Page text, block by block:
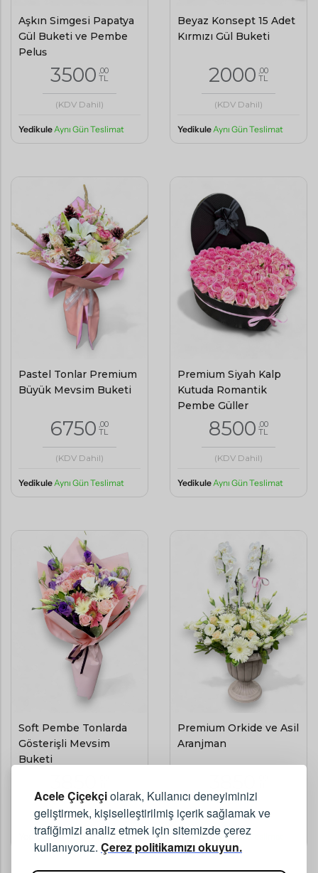
Acele Çiçekçiolarak, Kullanıcı deneyiminizi
geliştirmek, kişiselleştirilmiş içerik sağlamak ve
trafiğimizi analiz etmek için sitemizde çerez
kullanıyoruz. Çerez politikamızı okuyun.
Aşkın Simgesi Papatya
Gül Buketi ve Pembe
Peluş
3500 ,00
TL
(KDV Dahil)
YedikuleAynı Gün Teslimat
Beyaz Konsept 15 Adet
Kırmızı Gül Buketi
2000 ,00
TL
(KDV Dahil)
YedikuleAynı Gün Teslimat
Pastel Tonlar Premium
Büyük Mevsim Buketi
6750 ,00
TL
(KDV Dahil)
YedikuleAynı Gün Teslimat
Premium Siyah Kalp
Kutuda Romantik
Pembe Güller
8500 ,00
TL
(KDV Dahil)
YedikuleAynı Gün Teslimat
Soft Pembe Tonlarda
Gösterişli Mevsim
Buketi
(KDV Dahil)
YedikuleAynı Gün Teslimat
Premium Orkide ve Asil
Aranjman
(KDV Dahil)
YedikuleAynı Gün Teslimat